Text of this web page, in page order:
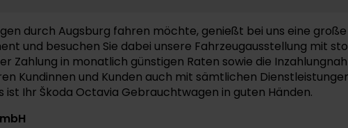
durch Augsburg fahren möchte, genießt bei uns eine
und besuchen Sie dabei unsere Fahrzeugausstellung mit
Zahlung in monatlich günstigen Raten sowie die
Kundinnen und Kunden auch mit sämtlichen
Ihr Škoda Octavia Gebrauchtwagen in guten Händen.